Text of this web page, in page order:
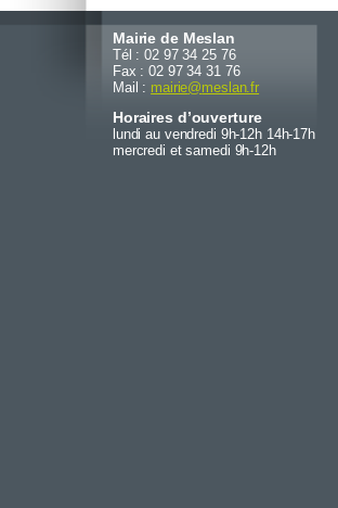
Mairie de Meslan
Tél : 02 97 34 25 76
Fax : 02 97 34 31 76
Mail : mairie@meslan.fr
Horaires d’ouverture
lundi au vendredi 9h-12h 14h-17h
mercredi et samedi 9h-12h